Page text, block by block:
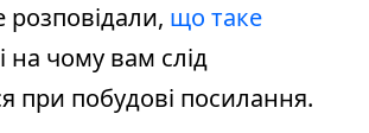
розповідали, що таке
і на чому вам слід
при побудові посилання.